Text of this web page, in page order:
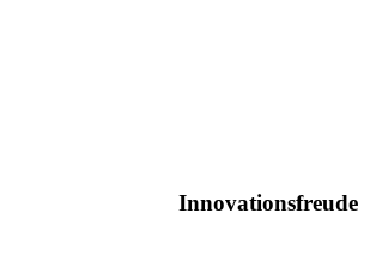
Innovationsfreude